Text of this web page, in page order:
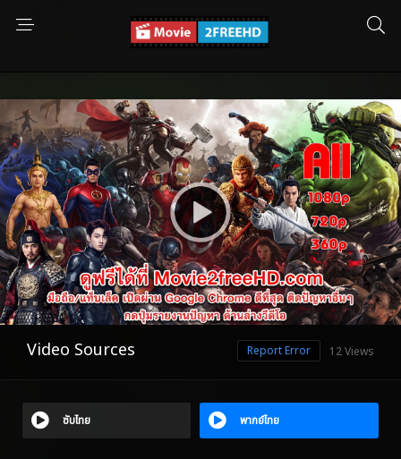
Video Sources 12 Views
Report Error
ซับไทย พากย์ไทย